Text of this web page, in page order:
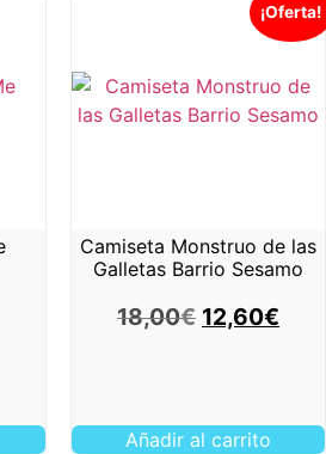
¡Oferta!
Camiseta Monstruo de las
Galletas Barrio Sesamo
18,00€ 12,60€
Añadir al carrito